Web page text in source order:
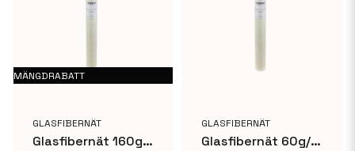
MÄNGDRABATT
GLASFIBERNÄT
Glasfibernät 160g/m² - 1x10m UTFÖRSÄLJNING
GLASFIBERNÄT
Glasfibernät 60g/m² - 1x10m